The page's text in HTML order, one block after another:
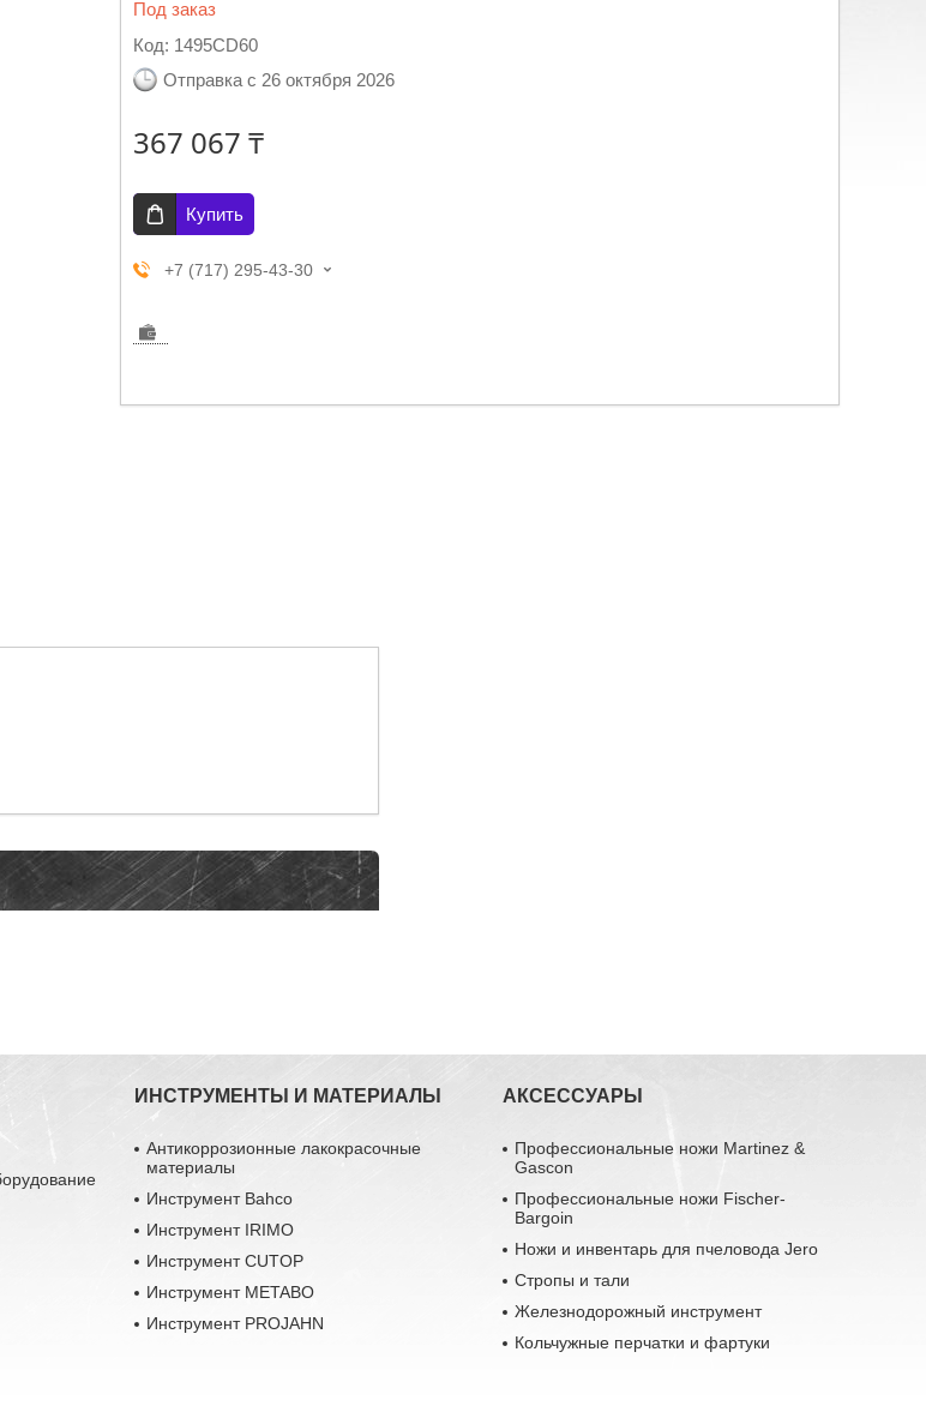
Под заказ
Код: 1495CD60
Отправка с 26 октября 2026
367 067 ₸
Купить
+7 (717) 295-43-30
ИНСТРУМЕНТЫ И МАТЕРИАЛЫ
Антикоррозионные лакокрасочные
материалы
Инструмент Bahco
Инструмент IRIMO
Инструмент CUTOP
Инструмент METABO
Инструмент PROJAHN
АКСЕССУАРЫ
Профессиональные ножи Martinez &
Gascon
Профессиональные ножи Fischer-
Bargoin
Ножи и инвентарь для пчеловода Jero
Стропы и тали
Железнодорожный инструмент
Кольчужные перчатки и фартуки